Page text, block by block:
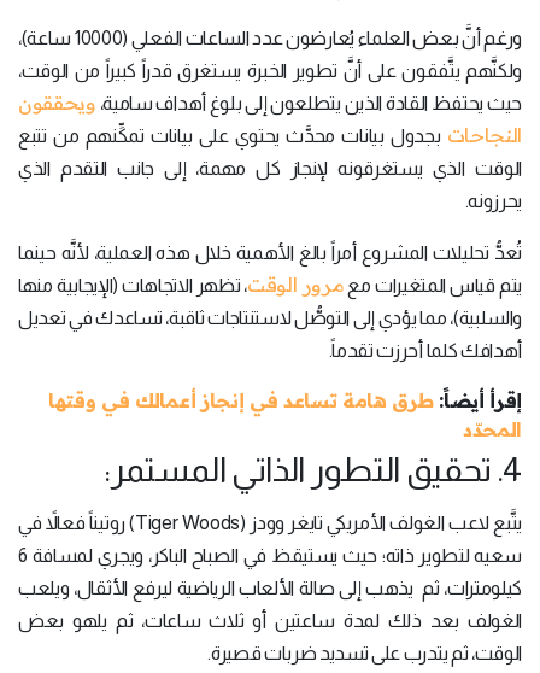
ورغم أنَّ بعض العلماء يُعارضون عدد الساعات الفعلي (10000 ساعة)،
ولكنَّهم يتَّفقون على أنَّ تطوير الخبرة يستغرق قدراً كبيراً من الوقت،
حيث يحتفظ القادة الذين يتطلعون إلى بلوغ أهداف سامية، ويحققون
النجاحات بجدول بيانات محدَّث يحتوي على بيانات تمكِّنهم من تتبع
الوقت الذي يستغرقونه لإنجاز كل مهمة، إلى جانب التقدم الذي
يحرزونه.
تُعدُّ تحليلات المشروع أمراً بالغ الأهمية خلال هذه العملية، لأنَّه حينما
يتم قياس المتغيرات مع مرور الوقت، تظهر الاتجاهات (الإيجابية منها
والسلبية)، مما يؤدي إلى التوصُّل لاستنتاجات ثاقبة، تساعدك في تعديل
أهدافك كلما أحرزت تقدماً.
إقرأ أيضاً:طرق هامة تساعد في إنجاز أعمالك في وقتها
المحدّد
4. تحقيق التطور الذاتي المستمر:
يتَّبع لاعب الغولف الأمريكي تايغر وودز (Tiger Woods) روتيناً فعالاً في
سعيه لتطوير ذاته؛ حيث يستيقظ في الصباح الباكر، ويجري لمسافة 6
كيلومترات، ثم يذهب إلى صالة الألعاب الرياضية ليرفع الأثقال، ويلعب
الغولف بعد ذلك لمدة ساعتين أو ثلاث ساعات، ثم يلهو بعض
الوقت، ثم يتدرب على تسديد ضربات قصيرة.